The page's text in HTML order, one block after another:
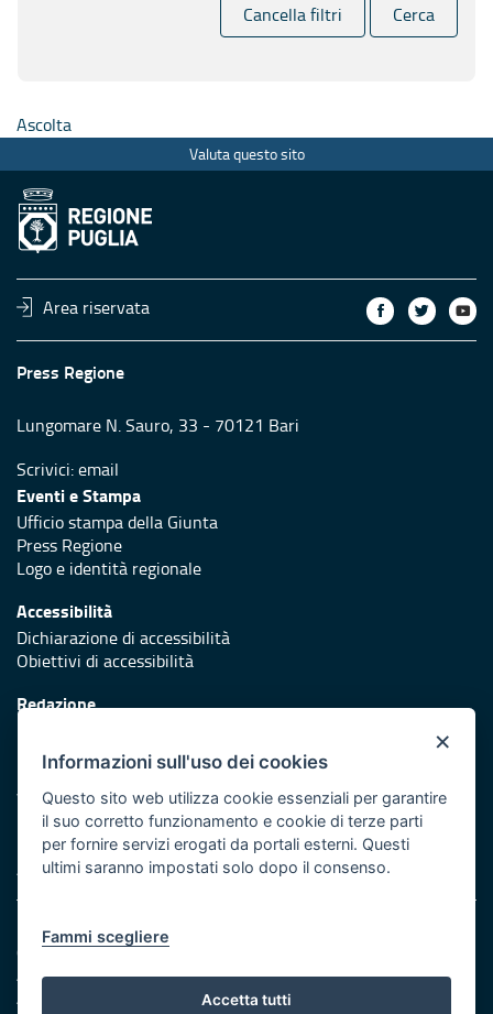
Cancella filtri Cerca
Ascolta
Valuta questo sito
Area riservata
Press Regione
Lungomare N. Sauro, 33 - 70121 Bari
Scrivici:email
Eventi e Stampa
Ufficio stampa della Giunta
Press Regione
Logo e identità regionale
Accessibilità
Dichiarazione di accessibilità
Obiettivi di accessibilità
Redazione
Protezione civile
Vai al sito di Protezione Civile Puglia
Iniziativa finanziata con risorse del POR Puglia 2014/2020 -
Asse XI
Note legali
Cookie e privacy
Amministrazione trasparente
Atti di notifica
×
Informazioni sull'uso dei cookies
Questo sito web utilizza cookie essenziali per garantire
il suo corretto funzionamento e cookie di terze parti
per fornire servizi erogati da portali esterni. Questi
ultimi saranno impostati solo dopo il consenso.
Fammi scegliere
Accetta tutti